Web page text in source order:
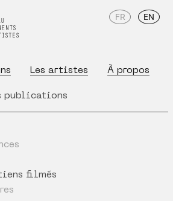
Les artistes À propos
FR EN
publications
filmés